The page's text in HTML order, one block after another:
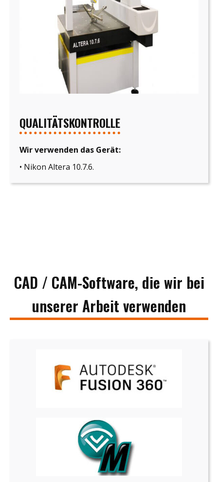
QUALITÄTSKONTROLLE
Wir verwenden das Gerät:
• Nikon Altera 10.7.6.
CAD / CAM-Software, die wir bei
unserer Arbeit verwenden